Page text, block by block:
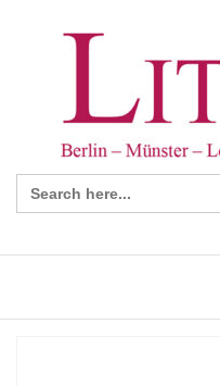
Search
for: